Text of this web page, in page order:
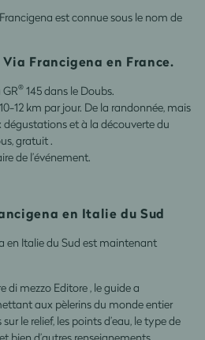
est connue sous le nom de
Francigena en France.
® 145 dans le Doubs.
12 km par jour. De la randonnée, mais
dégustations et à la découverte du
gratuit .
de l’événement.
en Italie du Sud
en Italie du Sud est maintenant
di mezzo Editore, le guide a
aux pèlerinsdu monde entier
le relief, les points d’eau, le type de